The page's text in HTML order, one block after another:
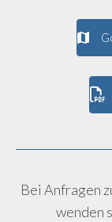
Bei Anfragen
wenden